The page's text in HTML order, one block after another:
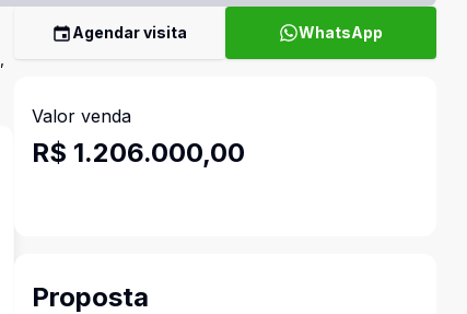
Agendar visita WhatsApp
Valor venda
R$ 1.206.000,00
Proposta